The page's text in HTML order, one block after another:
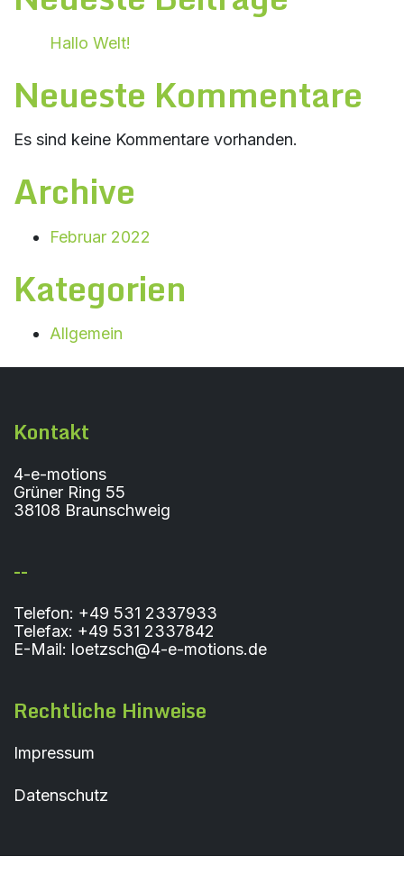
Hallo Welt!
Neueste Kommentare
Es sind keine Kommentare vorhanden.
Archive
Februar 2022
Kategorien
Allgemein
Kontakt
4-e-motions
Grüner Ring 55
38108 Braunschweig
--
Telefon: +49 531 2337933
Telefax: +49 531 2337842
E-Mail: loetzsch@4-e-motions.de
Rechtliche Hinweise
Impressum
Datenschutz